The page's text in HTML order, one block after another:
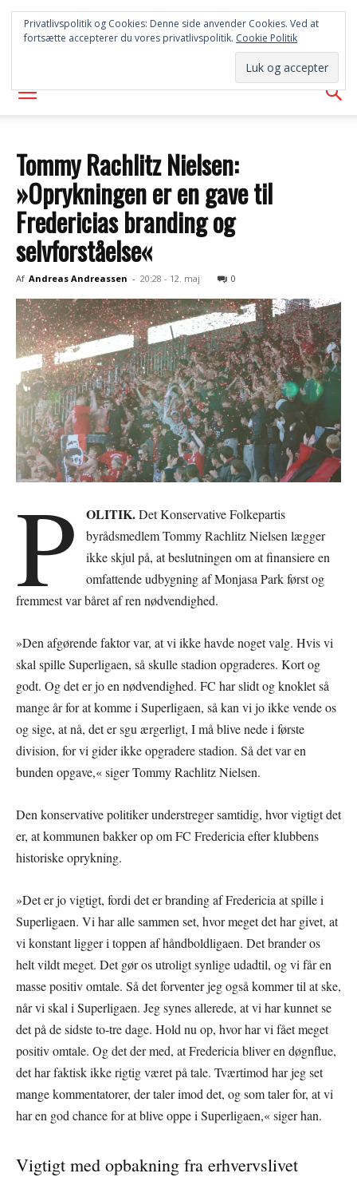
SYD
AVISEN
Tommy Rachlitz Nielsen:
»Oprykningen er en gave til
Fredericias branding og
selvforståelse«
Af Andreas Andreassen - 20:28 - 12. maj 0
P OLITIK.Det Konservative Folkepartis
byrådsmedlem Tommy Rachlitz Nielsen lægger
ikke skjul på, at beslutningen om at finansiere en
omfattende udbygning af Monjasa Park først og
fremmest var båret af ren nødvendighed.
»Den afgørende faktor var, at vi ikke havde noget valg. Hvis vi
skal spille Superligaen, så skulle stadion opgraderes. Kort og
godt. Og det er jo en nødvendighed. FC har slidt og knoklet så
mange år for at komme i Superligaen, så kan vi jo ikke vende os
og sige, at nå, det er sgu ærgerligt, I må blive nede i første
division, for vi gider ikke opgradere stadion. Så det var en
bunden opgave,« siger Tommy Rachlitz Nielsen.
Den konservative politiker understreger samtidig, hvor vigtigt det
er, at kommunen bakker op om FC Fredericia efter klubbens
historiske oprykning.
»Det er jo vigtigt, fordi det er branding af Fredericia at spille i
Superligaen. Vi har alle sammen set, hvor meget det har givet, at
vi konstant ligger i toppen af håndboldligaen. Det brander os
helt vildt meget. Det gør os utroligt synlige udadtil, og vi får en
masse positiv omtale. Så det forventer jeg også kommer til at ske,
når vi skal i Superligaen. Jeg synes allerede, at vi har kunnet se
det på de sidste to-tre dage. Hold nu op, hvor har vi fået meget
positiv omtale. Og det der med, at Fredericia bliver en døgnflue,
det har faktisk ikke rigtig været på tale. Tværtimod har jeg set
mange kommentatorer, der taler imod det, og som taler for, at vi
har en god chance for at blive oppe i Superligaen,« siger han.
Vigtigt med opbakning fra erhvervslivet
Privatlivspolitik og Cookies: Denne side anvender Cookies. Ved at
fortsætte accepterer du vores privatlivspolitik. Cookie Politik